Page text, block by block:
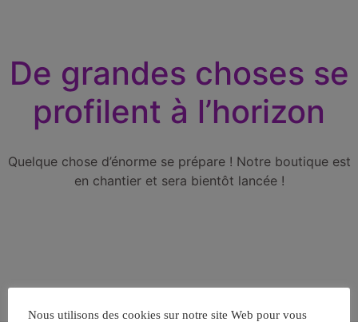
De grandes choses se
profilent à l’horizon
Quelque chose d’énorme se prépare ! Notre boutique est
en chantier et sera bientôt lancée !
Nous utilisons des cookies sur notre site Web pour vous